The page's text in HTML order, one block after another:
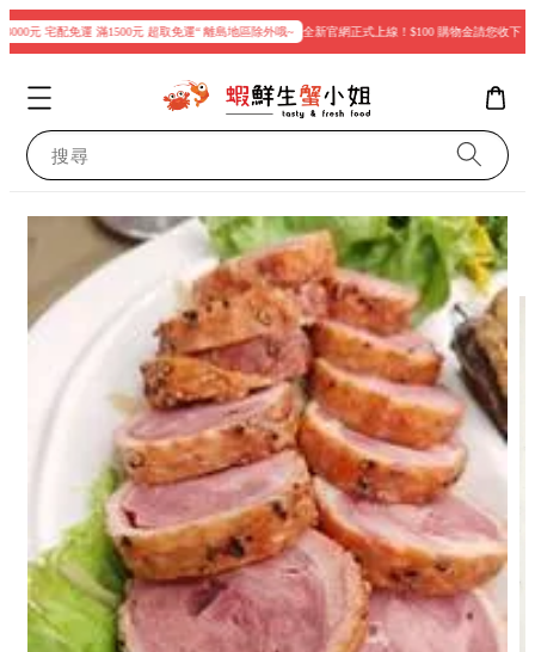
元 宅配免運 滿1500元 超取免運“ 離島地區除外哦~ 全新官網正式上線！$100 購物金請您收下
搜尋